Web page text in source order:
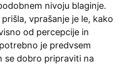
nivoju blaginje.
vprašanje je le, kako
od percepcije in
je predvsem
se dobro pripraviti na